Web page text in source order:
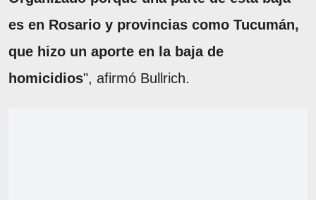
es en Rosario y provincias como Tucumán,
que hizo un aporte en la baja de
homicidios", afirmó Bullrich.